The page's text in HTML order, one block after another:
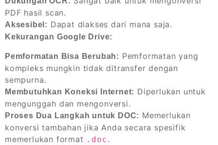
PDF hasil scan.
Aksesibel: Dapat diakses dari mana saja.
Kekurangan Google Drive:
Pemformatan Bisa Berubah: Pemformatan yang
kompleks mungkin tidak ditransfer dengan
sempurna.
Membutuhkan Koneksi Internet: Diperlukan untuk
mengunggah dan mengonversi.
Proses Dua Langkah untuk DOC: Memerlukan
konversi tambahan jika Anda secara spesifik
memerlukan format .doc.